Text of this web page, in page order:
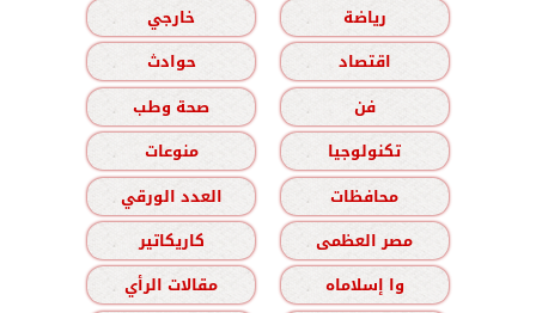
رياضة
خارجي
اقتصاد
حوادث
فن
صحة وطب
تكنولوجيا
منوعات
محافظات
العدد الورقي
مصر العظمى
كاريكاتير
وا إسلاماه
مقالات الرأي